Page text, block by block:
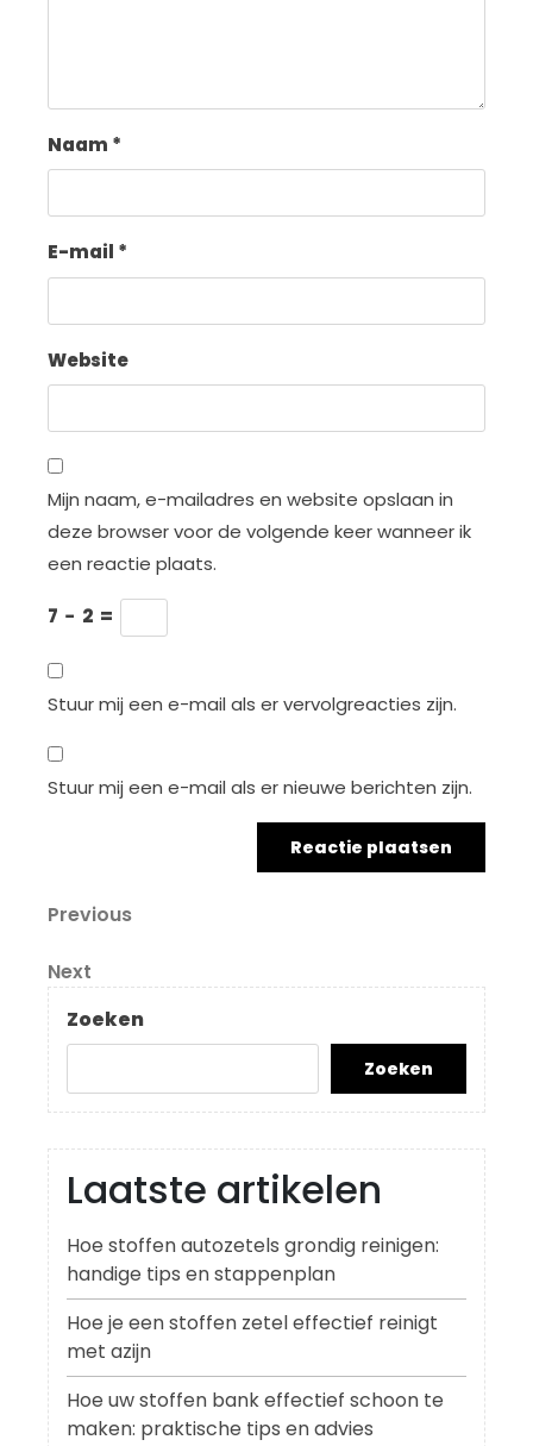
Naam *
E-mail *
Website
Mijn naam, e-mailadres en website opslaan in
deze browser voor de volgende keer wanneer ik
een reactie plaats.
7 − 2 =
Stuur mij een e-mail als er vervolgreacties zijn.
Stuur mij een e-mail als er nieuwe berichten zijn.
Berichtnavigatie
Previous
Previous
Next
Post
Next
Zoeken
Zoeken
Laatste artikelen
Hoe stoffen autozetels grondig reinigen:
handige tips en stappenplan
Hoe je een stoffen zetel effectief reinigt
met azijn
Hoe uw stoffen bank effectief schoon te
maken: praktische tips en advies